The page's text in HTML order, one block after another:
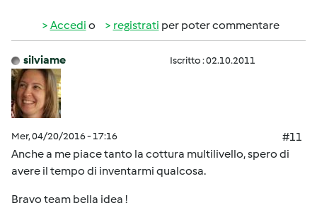
Accedi o registrati per poter commentare
silviame Iscritto : 02.10.2011
Mer, 04/20/2016 - 17:16
#11
Anche a me piace tanto la cottura multilivello, spero di
avere il tempo di inventarmi qualcosa.
Bravo team bella idea !